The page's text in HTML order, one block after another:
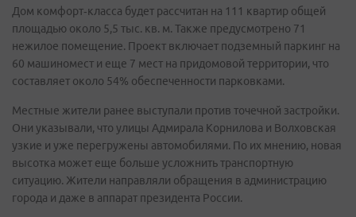
Дом комфорт‑класса будет рассчитан на 111 квартир общей
площадью около 5,5 тыс. кв. м. Также предусмотрено 71
нежилое помещение. Проект включает подземный паркинг на
60 машиномест и еще 7 мест на придомовой территории, что
составляет около 54% обеспеченности парковками.
Местные жители ранее выступали против точечной застройки.
Они указывали, что улицы Адмирала Корнилова и Волховская
узкие и уже перегружены автомобилями. По их мнению, новая
высотка может еще больше усложнить транспортную
ситуацию. Жители направляли обращения в администрацию
города и даже в аппарат президента России.